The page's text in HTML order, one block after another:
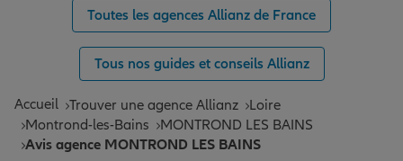
Toutes les agences Allianz de France
Tous nos guides et conseils Allianz
Accueil Trouver une agence Allianz
Loire
Montrond-les-Bains
MONTROND LES BAINS
Avis agence MONTROND LES BAINS